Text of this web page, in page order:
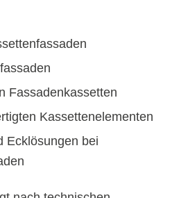
Fassadenkassetten
Kassettenelementen
Ecklösungen bei